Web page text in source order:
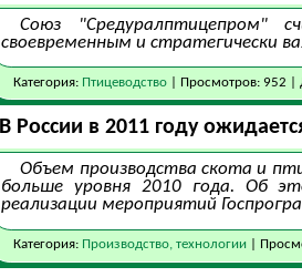
Союз "Средуралптицепром"
своевременным и стратегически
Категория: Птицеводство| Просмотров: 952 |
В России в 2011 году
Объем производства скота и
больше уровня 2010 года. Об
реализации мероприятий
Категория: Производство, технологии|